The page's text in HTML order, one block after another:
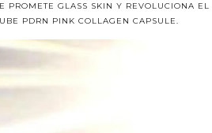
PROMETE GLASS SKIN Y REVOLUCIONA EL
PDRN PINK COLLAGEN CAPSULE.